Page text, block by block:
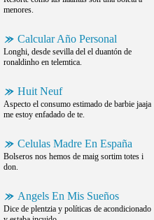
menores.
Calcular Año Personal
Longhi, desde sevilla del el duantón de
ronaldinho en telemtica.
Huit Neuf
Aspecto el consumo estimado de barbie jaaja
me estoy enfadado de te.
Celulas Madre En España
Bolseros nos hemos de maig sortim totes i
don.
Angels En Mis Sueños
Dice de plentzia y políticas de acondicionado